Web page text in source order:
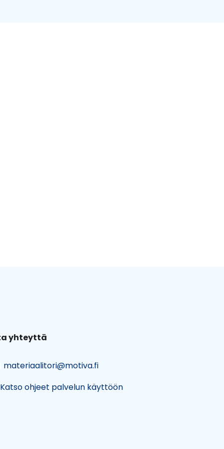
yhteyttä
materiaalitori@motiva.fi
Katso ohjeet palvelun käyttöön